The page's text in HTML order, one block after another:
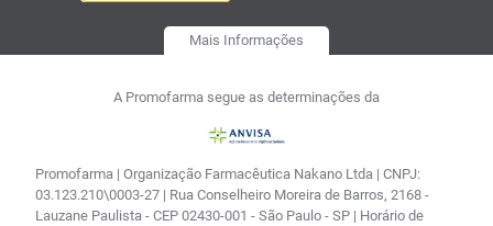
Mais Informações
A Promofarma segue as determinações da
Promofarma | Organização Farmacêutica Nakano Ltda | CNPJ:
03.123.210\0003-27 | Rua Conselheiro Moreira de Barros, 2168 -
Lauzane Paulista - CEP 02430-001 - São Paulo - SP | Horário de